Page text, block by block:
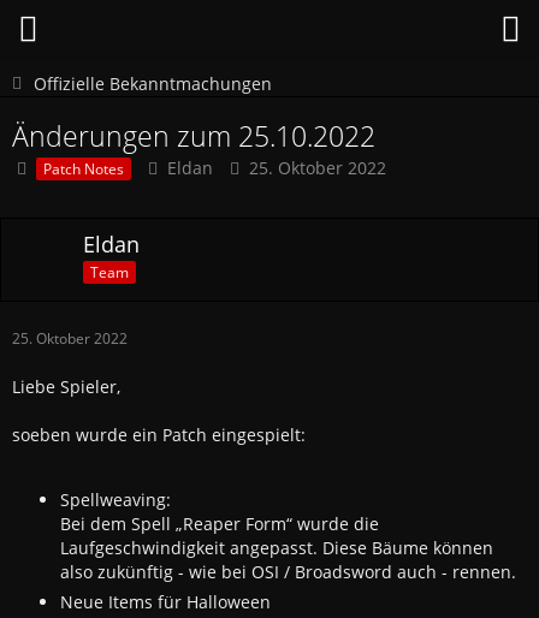
Offizielle Bekanntmachungen
Änderungen zum 25.10.2022
Patch Notes Eldan 25. Oktober 2022
Eldan
Team
25. Oktober 2022
Liebe Spieler,
soeben wurde ein Patch eingespielt:
Spellweaving:
Bei dem Spell „Reaper Form“ wurde die
Laufgeschwindigkeit angepasst. Diese Bäume können
also zukünftig - wie bei OSI / Broadsword auch - rennen.
Neue Items für Halloween